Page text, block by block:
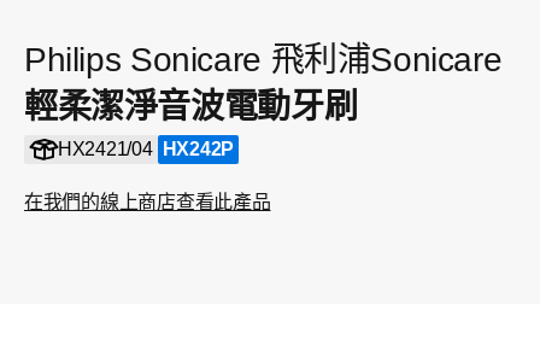
Philips Sonicare 飛利浦Sonicare
輕柔潔淨音波電動牙刷
HX2421/04 HX242P
在我們的線上商店查看此產品